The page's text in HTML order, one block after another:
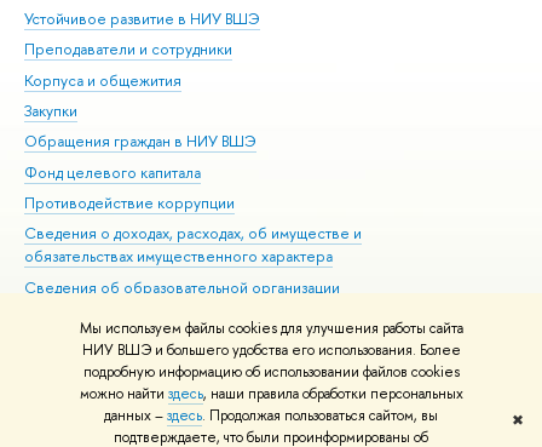
Мы используем файлы cookies для улучшения работы сайта
НИУ ВШЭ и большего удобства его использования. Более
подробную информацию об использовании файлов cookies
можно найти здесь, наши правила обработки персональных
данных –здесь. Продолжая пользоваться сайтом, вы
подтверждаете, что были проинформированы об
✖
Устойчивое развитие в НИУ ВШЭ
Преподаватели и сотрудники
Корпуса и общежития
Закупки
Обращения граждан в НИУ ВШЭ
Фонд целевого капитала
Противодействие коррупции
Сведения о доходах, расходах, об имуществе и
обязательствах имущественного характера
Сведения об образовательной организации
Людям с ограниченными возможностями здоровья
Единая платежная страница
Работа в Вышке